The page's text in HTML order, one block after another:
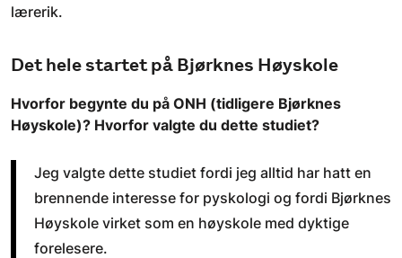
lærerik.
Det hele startet på Bjørknes Høyskole
Hvorfor begynte du på ONH (tidligere Bjørknes
Høyskole)? Hvorfor valgte du dette studiet?
Jeg valgte dette studiet fordi jeg alltid har hatt en
brennende interesse for pyskologi og fordi Bjørknes
Høyskole virket som en høyskole med dyktige
forelesere.